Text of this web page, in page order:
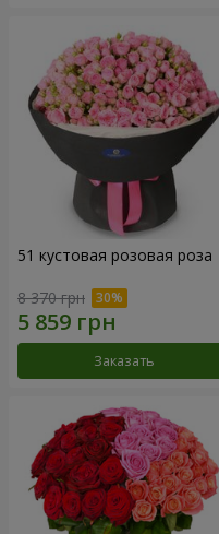
51 кустовая розовая роза
8 370 грн
Заказать